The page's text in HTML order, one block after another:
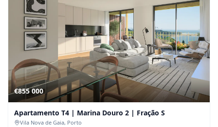
€855 000
Apartamento T4 | Marina Douro 2 | Fração S
Vila Nova de Gaia, Porto